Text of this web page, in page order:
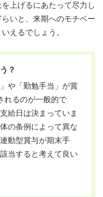
上げるにあたって尽力し
いと、来期へのモチベー
えるでしょう。
？
や「勤勉手当」が賞
れるのが一般的で
給日は決まっていま
の条例によって異な
動型賞与が期末手
当すると考えて良い